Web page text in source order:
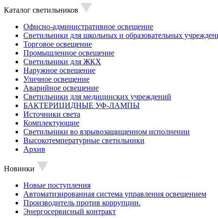
Каталог светильников
Офисно-административное освещение
Светильники для школьных и образовательных
Торговое освещение
Промышленное освещение
Светильники для ЖКХ
Наружное освещение
Уличное освещение
Аварийное освещение
Светильники для медицинских учреждений
БАКТЕРИЦИДНЫЕ УФ-ЛАМПЫ
Источники света
Комплектующие
Светильники во взрывозащищенном исполнении
Высокотемпературные светильники
Архив
Новинки
Новые поступления
Автоматизированная система управления освещением
Производитель против коррупции.
Энергосервисный контракт